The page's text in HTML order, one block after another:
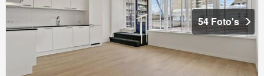
54 Foto's